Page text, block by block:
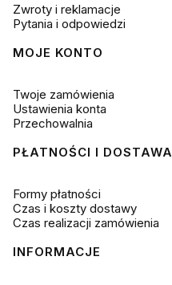
Zwroty i reklamacje
Pytania i odpowiedzi
MOJE KONTO
Twoje zamówienia
Ustawienia konta
Przechowalnia
PŁATNOŚCI I DOSTAWA
Formy płatności
Czas i koszty dostawy
Czas realizacji zamówienia
INFORMACJE